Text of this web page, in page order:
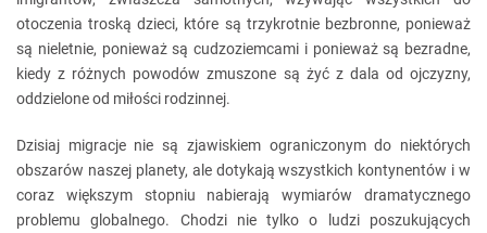
otoczenia troską dzieci, które są trzykrotnie bezbronne, ponieważ
są nieletnie, ponieważ są cudzoziemcami i ponieważ są bezradne,
kiedy z różnych powodów zmuszone są żyć z dala od ojczyzny,
oddzielone od miłości rodzinnej.
Dzisiaj migracje nie są zjawiskiem ograniczonym do niektórych
obszarów naszej planety, ale dotykają wszystkich kontynentów i w
coraz większym stopniu nabierają wymiarów dramatycznego
problemu globalnego. Chodzi nie tylko o ludzi poszukujących